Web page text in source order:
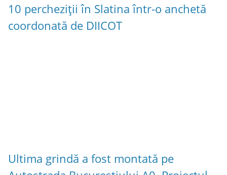
10 percheziții în Slatina într-o anchetă
coordonată de DIICOT
Ultima grindă a fost montată pe